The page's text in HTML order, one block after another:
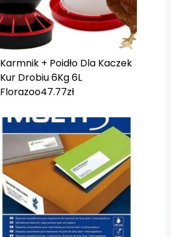
Karmnik + Poidło Dla Kaczek
Kur Drobiu 6Kg 6L
Florazoo47.77zł